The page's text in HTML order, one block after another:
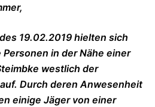
19.02.2019 hielten sich
in der Nähe einer
westlich der
Durch deren Anwesenheit
einige Jäger von einer